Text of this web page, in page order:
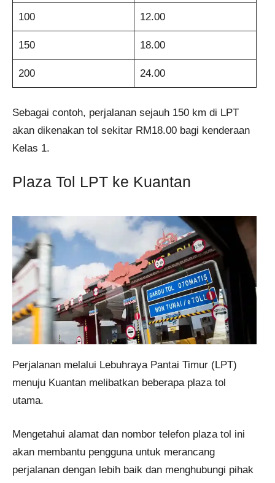
100 12.00
150 18.00
200 24.00
Sebagai contoh, perjalanan sejauh 150 km di LPT
akan dikenakan tol sekitar RM18.00 bagi kenderaan
Kelas 1.
Plaza Tol LPT ke Kuantan
Perjalanan melalui Lebuhraya Pantai Timur (LPT)
menuju Kuantan melibatkan beberapa plaza tol
utama.
Mengetahui alamat dan nombor telefon plaza tol ini
akan membantu pengguna untuk merancang
perjalanan dengan lebih baik dan menghubungi pihak